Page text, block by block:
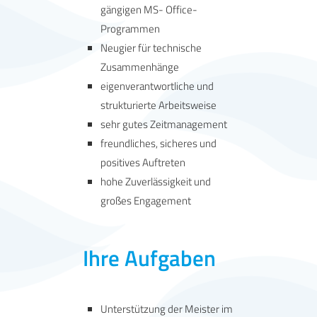
gängigen MS- Office-
Programmen
Neugier für technische
Zusammenhänge
eigenverantwortliche und
strukturierte Arbeitsweise
sehr gutes Zeitmanagement
freundliches, sicheres und
positives Auftreten
hohe Zuverlässigkeit und
großes Engagement
Ihre Aufgaben
Unterstützung der Meister im